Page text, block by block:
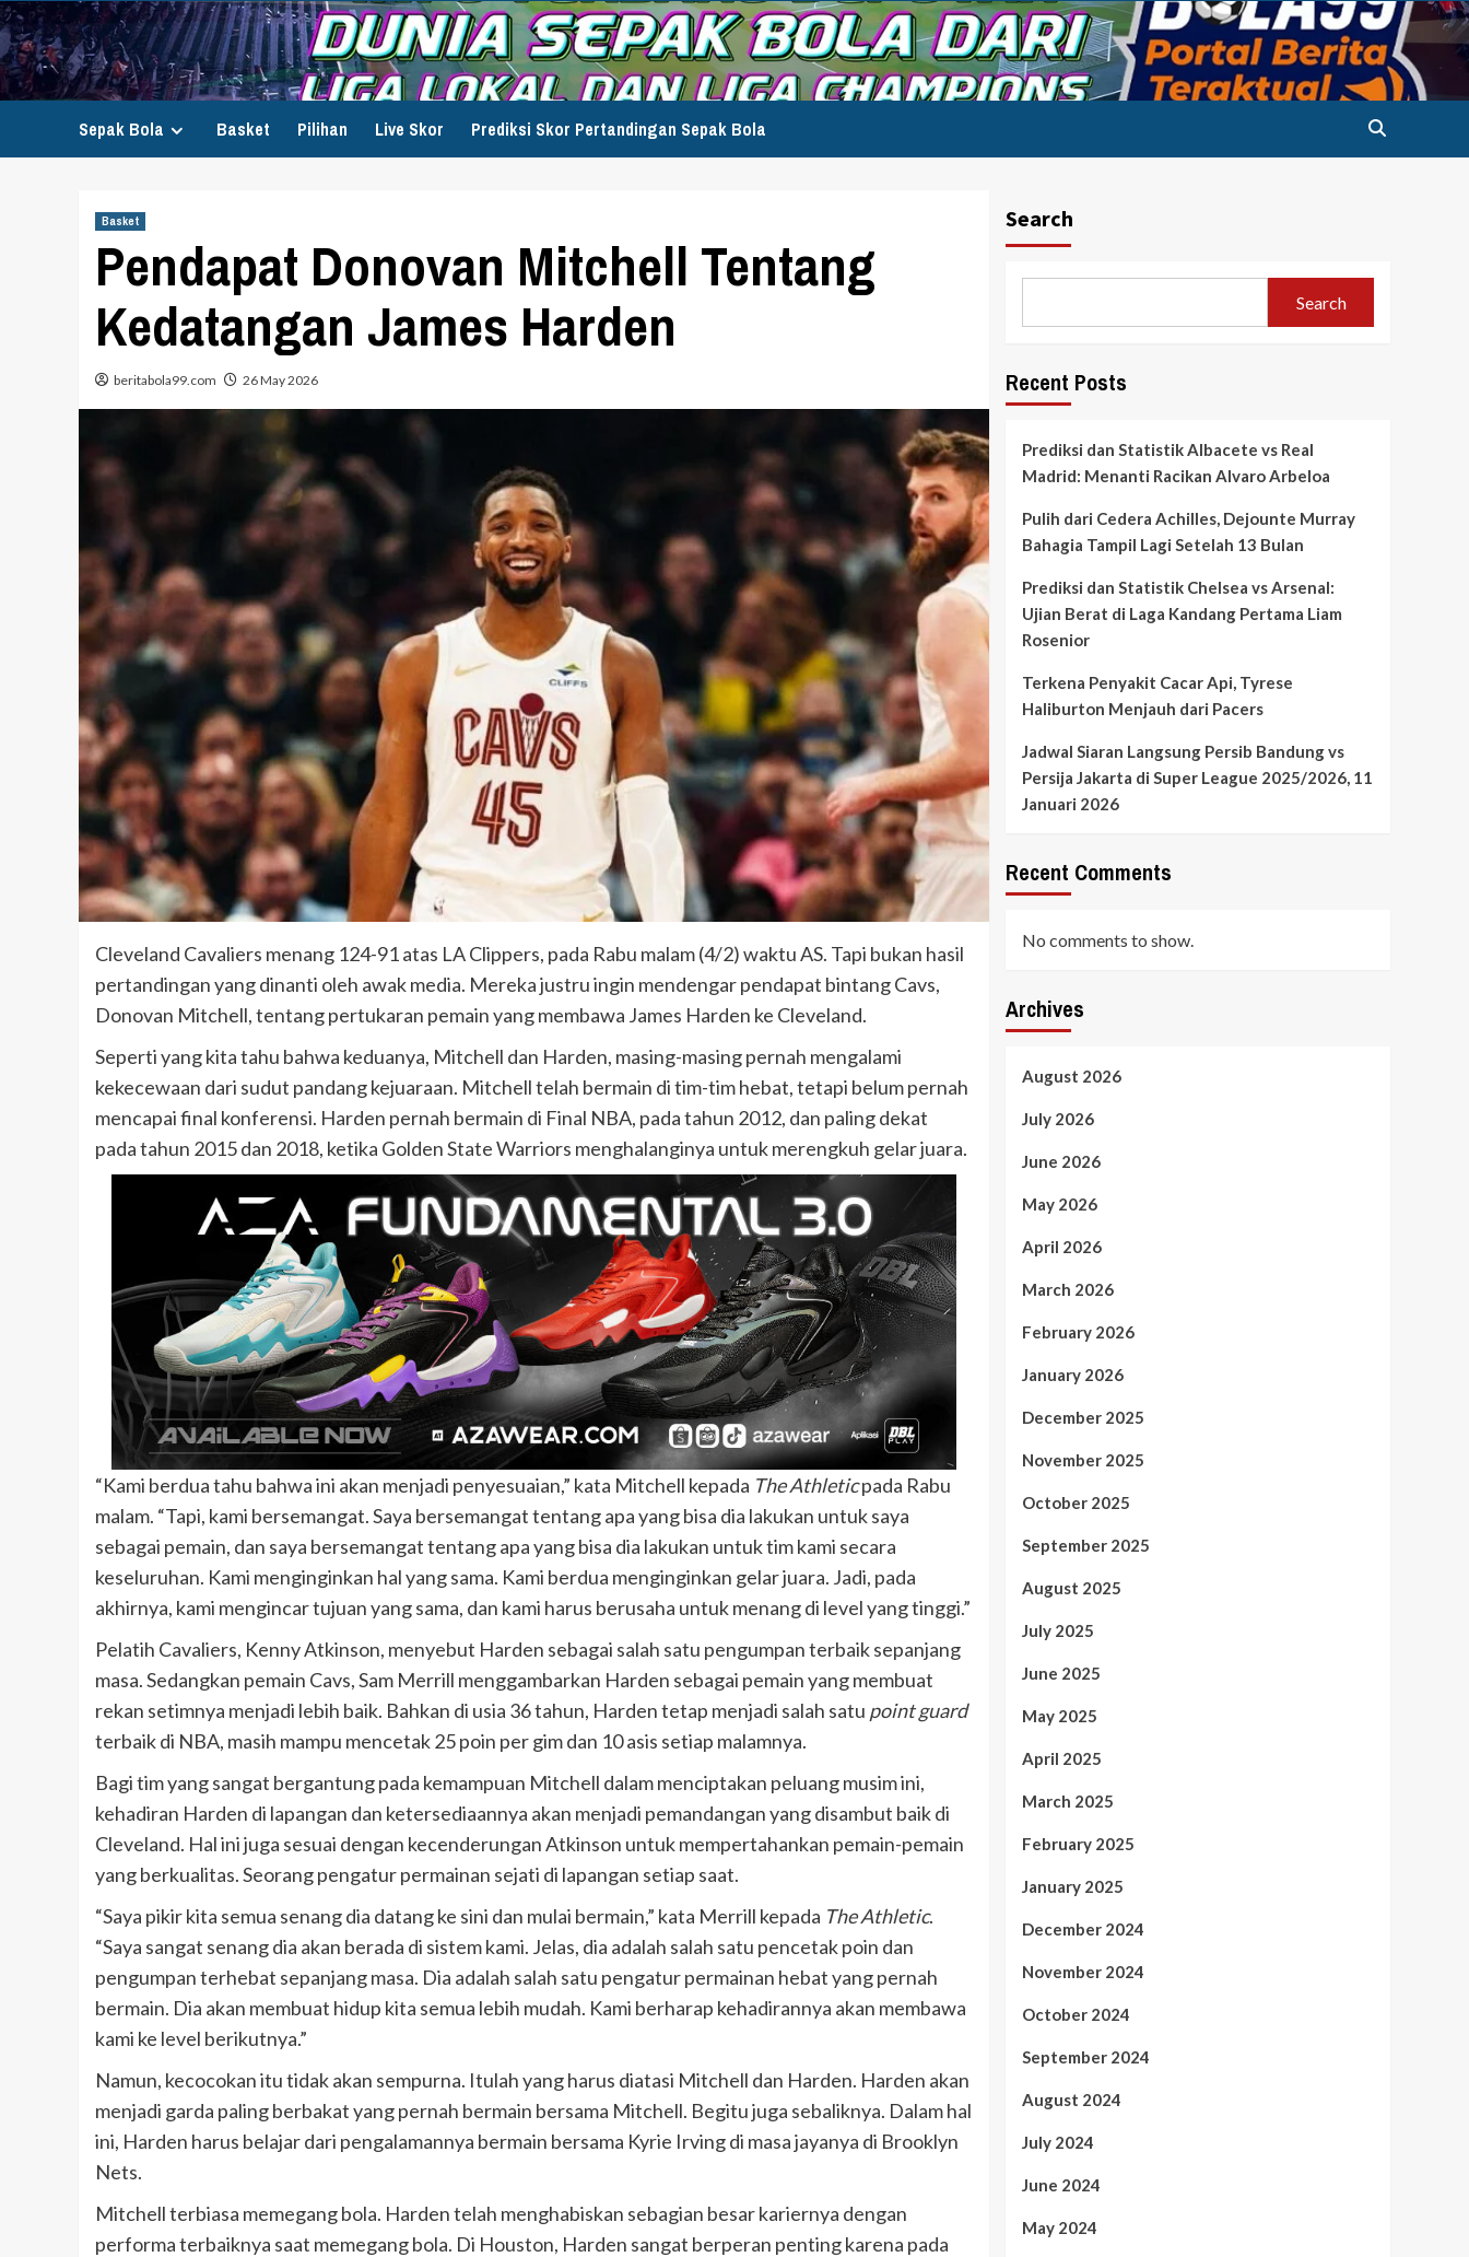
Skip
to
content
Sepak Bola Basket Pilihan Live Skor Prediksi Skor Pertandingan Sepak Bola
Basket
Pendapat Donovan Mitchell Tentang
Kedatangan James Harden
beritabola99.com 26 May 2026
Cleveland Cavaliers menang 124-91 atas LA Clippers, pada Rabu malam (4/2) waktu AS. Tapi bukan hasil
pertandingan yang dinanti oleh awak media. Mereka justru ingin mendengar pendapat bintang Cavs,
Donovan Mitchell, tentang pertukaran pemain yang membawa James Harden ke Cleveland.
Seperti yang kita tahu bahwa keduanya, Mitchell dan Harden, masing-masing pernah mengalami
kekecewaan dari sudut pandang kejuaraan. Mitchell telah bermain di tim-tim hebat, tetapi belum pernah
mencapai final konferensi. Harden pernah bermain di Final NBA, pada tahun 2012, dan paling dekat
pada tahun 2015 dan 2018, ketika Golden State Warriors menghalanginya untuk merengkuh gelar juara.
“Kami berdua tahu bahwa ini akan menjadi penyesuaian,” kata Mitchell kepada The Athleticpada Rabu
malam. “Tapi, kami bersemangat. Saya bersemangat tentang apa yang bisa dia lakukan untuk saya
sebagai pemain, dan saya bersemangat tentang apa yang bisa dia lakukan untuk tim kami secara
keseluruhan. Kami menginginkan hal yang sama. Kami berdua menginginkan gelar juara. Jadi, pada
akhirnya, kami mengincar tujuan yang sama, dan kami harus berusaha untuk menang di level yang tinggi.”
Pelatih Cavaliers, Kenny Atkinson, menyebut Harden sebagai salah satu pengumpan terbaik sepanjang
masa. Sedangkan pemain Cavs, Sam Merrill menggambarkan Harden sebagai pemain yang membuat
rekan setimnya menjadi lebih baik. Bahkan di usia 36 tahun, Harden tetap menjadi salah satu point guard
terbaik di NBA, masih mampu mencetak 25 poin per gim dan 10 asis setiap malamnya.
Bagi tim yang sangat bergantung pada kemampuan Mitchell dalam menciptakan peluang musim ini,
kehadiran Harden di lapangan dan ketersediaannya akan menjadi pemandangan yang disambut baik di
Cleveland. Hal ini juga sesuai dengan kecenderungan Atkinson untuk mempertahankan pemain-pemain
yang berkualitas. Seorang pengatur permainan sejati di lapangan setiap saat.
“Saya pikir kita semua senang dia datang ke sini dan mulai bermain,” kata Merrill kepada The Athletic.
“Saya sangat senang dia akan berada di sistem kami. Jelas, dia adalah salah satu pencetak poin dan
pengumpan terhebat sepanjang masa. Dia adalah salah satu pengatur permainan hebat yang pernah
bermain. Dia akan membuat hidup kita semua lebih mudah. Kami berharap kehadirannya akan membawa
kami ke level berikutnya.”
Namun, kecocokan itu tidak akan sempurna. Itulah yang harus diatasi Mitchell dan Harden. Harden akan
menjadi garda paling berbakat yang pernah bermain bersama Mitchell. Begitu juga sebaliknya. Dalam hal
ini, Harden harus belajar dari pengalamannya bermain bersama Kyrie Irving di masa jayanya di Brooklyn
Nets.
Mitchell terbiasa memegang bola. Harden telah menghabiskan sebagian besar kariernya dengan
performa terbaiknya saat memegang bola. Di Houston, Harden sangat berperan penting karena pada
Search
Search
Recent Posts
Prediksi dan Statistik Albacete vs Real
Madrid: Menanti Racikan Alvaro Arbeloa
Pulih dari Cedera Achilles, Dejounte Murray
Bahagia Tampil Lagi Setelah 13 Bulan
Prediksi dan Statistik Chelsea vs Arsenal:
Ujian Berat di Laga Kandang Pertama Liam
Rosenior
Terkena Penyakit Cacar Api, Tyrese
Haliburton Menjauh dari Pacers
Jadwal Siaran Langsung Persib Bandung vs
Persija Jakarta di Super League 2025/2026, 11
Januari 2026
Recent Comments
No comments to show.
Archives
August 2026
July 2026
June 2026
May 2026
April 2026
March 2026
February 2026
January 2026
December 2025
November 2025
October 2025
September 2025
August 2025
July 2025
June 2025
May 2025
April 2025
March 2025
February 2025
January 2025
December 2024
November 2024
October 2024
September 2024
August 2024
July 2024
June 2024
May 2024